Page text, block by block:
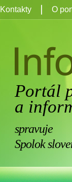
Portál
a
spravuje
Spolok
Kontakty O